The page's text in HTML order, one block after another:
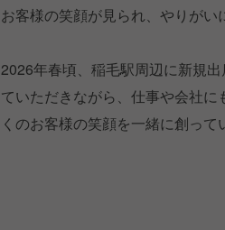
お客様の笑顔が見られ、やりがい
2026年春頃、稲毛駅周辺に新規
ていただきながら、仕事や会社
くのお客様の笑顔を一緒に創って